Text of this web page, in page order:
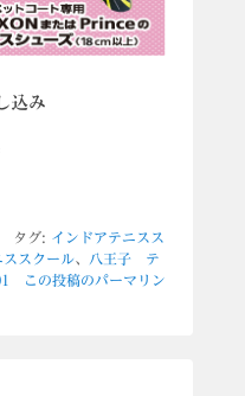
込み
タグ: インドアテニスス
ススクール、
八王子 テ
この投稿のパーマリン